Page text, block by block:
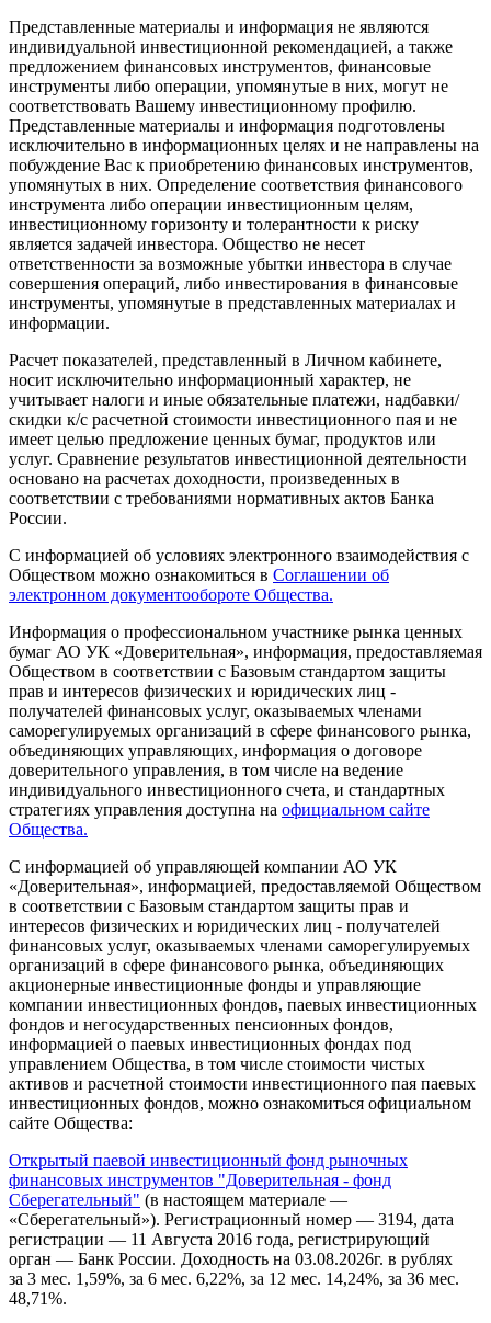
Представленные материалы и информация не являются
индивидуальной инвестиционной рекомендацией, а также
предложением финансовых инструментов, финансовые
инструменты либо операции, упомянутые в них, могут не
соответствовать Вашему инвестиционному профилю.
Представленные материалы и информация подготовлены
исключительно в информационных целях и не направлены на
побуждение Вас к приобретению финансовых инструментов,
упомянутых в них. Определение соответствия финансового
инструмента либо операции инвестиционным целям,
инвестиционному горизонту и толерантности к риску
является задачей инвестора. Общество не несет
ответственности за возможные убытки инвестора в случае
совершения операций, либо инвестирования в финансовые
инструменты, упомянутые в представленных материалах и
информации.
Расчет показателей, представленный в Личном кабинете,
носит исключительно информационный характер, не
учитывает налоги и иные обязательные платежи, надбавки/
скидки к/с расчетной стоимости инвестиционного пая и не
имеет целью предложение ценных бумаг, продуктов или
услуг. Сравнение результатов инвестиционной деятельности
основано на расчетах доходности, произведенных в
соответствии с требованиями нормативных актов Банка
России.
С информацией об условиях электронного взаимодействия с
Обществом можно ознакомиться в Соглашении об
электронном документообороте Общества.
Информация о профессиональном участнике рынка ценных
бумаг АО УК «Доверительная», информация, предоставляемая
Обществом в соответствии с Базовым стандартом защиты
прав и интересов физических и юридических лиц -
получателей финансовых услуг, оказываемых членами
саморегулируемых организаций в сфере финансового рынка,
объединяющих управляющих, информация о договоре
доверительного управления, в том числе на ведение
индивидуального инвестиционного счета, и стандартных
стратегиях управления доступна на официальном сайте
Общества.
С информацией об управляющей компании АО УК
«Доверительная», информацией, предоставляемой Обществом
в соответствии с Базовым стандартом защиты прав и
интересов физических и юридических лиц - получателей
финансовых услуг, оказываемых членами саморегулируемых
организаций в сфере финансового рынка, объединяющих
акционерные инвестиционные фонды и управляющие
компании инвестиционных фондов, паевых инвестиционных
фондов и негосударственных пенсионных фондов,
информацией о паевых инвестиционных фондах под
управлением Общества, в том числе стоимости чистых
активов и расчетной стоимости инвестиционного пая паевых
инвестиционных фондов, можно ознакомиться официальном
сайте Общества:
Открытый паевой инвестиционный фонд рыночных
финансовых инструментов "Доверительная - фонд
Сберегательный" (в настоящем материале —
«Сберегательный»). Регистрационный номер — 3194, дата
регистрации — 11 Августа 2016 года, регистрирующий
орган — Банк России. Доходность на 03.08.2026г. в рублях
за 3 мес. 1,59%, за 6 мес. 6,22%, за 12 мес. 14,24%, за 36 мес.
48,71%.